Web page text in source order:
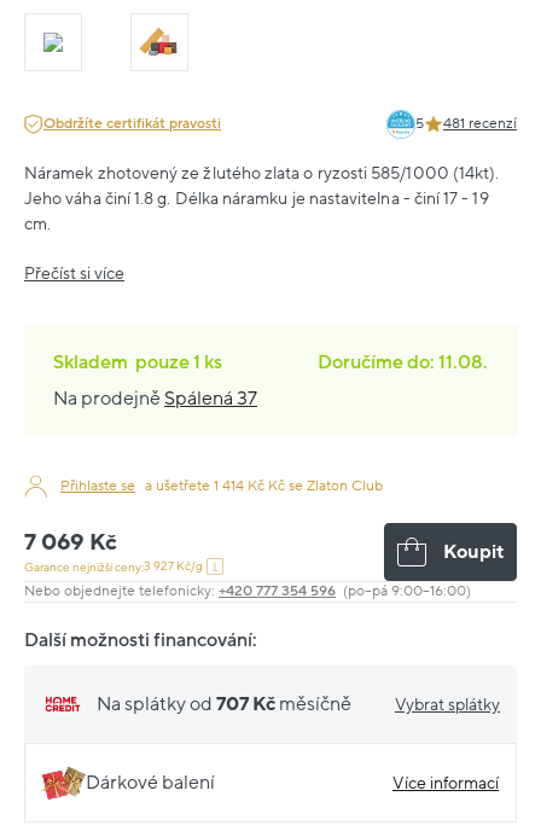
Obdržíte certifikát pravosti 5 481 recenzí
Náramek zhotovený ze žlutého zlata o ryzosti 585/1000 (14kt).
Jeho váha činí 1.8 g. Délka náramku je nastavitelna - činí 17 - 19
cm.
Přečíst si více
Skladem pouze1 ks
Doručíme do: 11.08.
Na prodejně Spálená 37
Přihlaste se a ušetřete 1 414 Kč Kč se Zlaton Club
7 069 Kč
Garance nejnižší ceny:3 927 Kč/g
Koupit
Nebo objednejte telefonicky: +420 777 354 596 (po–pá 9:00–16:00)
Další možnosti financování:
Na splátky od 707 Kč měsíčně Vybrat splátky
Dárkové balení Více informací